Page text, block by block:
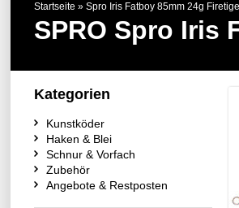
Startseite » Spro Iris Fatboy 85mm 24g
SPRO Spro Iris
Kategorien
Kunstköder
Haken & Blei
Schnur & Vorfach
Zubehör
Angebote & Restposten